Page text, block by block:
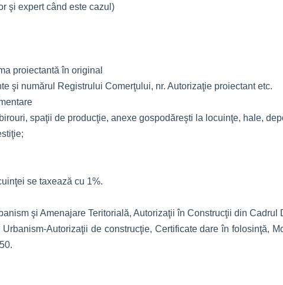
şi expert când este cazul)
proiectantă în original
şi numărul Registrului Comerţului, nr. Autorizaţie proiectant etc.
spaţii de producţie, anexe gospodăreşti la locuinţe, hale,
se taxează cu 1%.
şi Amenajare Teritorială, Autorizaţii în Construcţii din Cadrul
Autorizaţii de construcţie, Certificate dare în folosinţă,